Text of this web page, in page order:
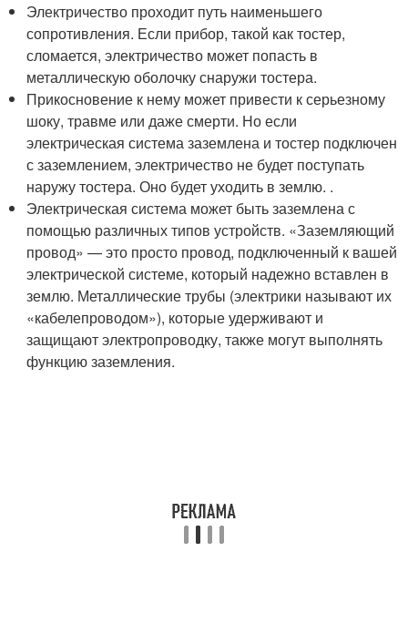
Электричество проходит путь наименьшего
сопротивления. Если прибор, такой как тостер,
сломается, электричество может попасть в
металлическую оболочку снаружи тостера.
Прикосновение к нему может привести к серьезному
шоку, травме или даже смерти. Но если
электрическая система заземлена и тостер подключен
с заземлением, электричество не будет поступать
наружу тостера. Оно будет уходить в землю. .
Электрическая система может быть заземлена с
помощью различных типов устройств. «Заземляющий
провод» — это просто провод, подключенный к вашей
электрической системе, который надежно вставлен в
землю. Металлические трубы (электрики называют их
«кабелепроводом»), которые удерживают и
защищают электропроводку, также могут выполнять
функцию заземления.